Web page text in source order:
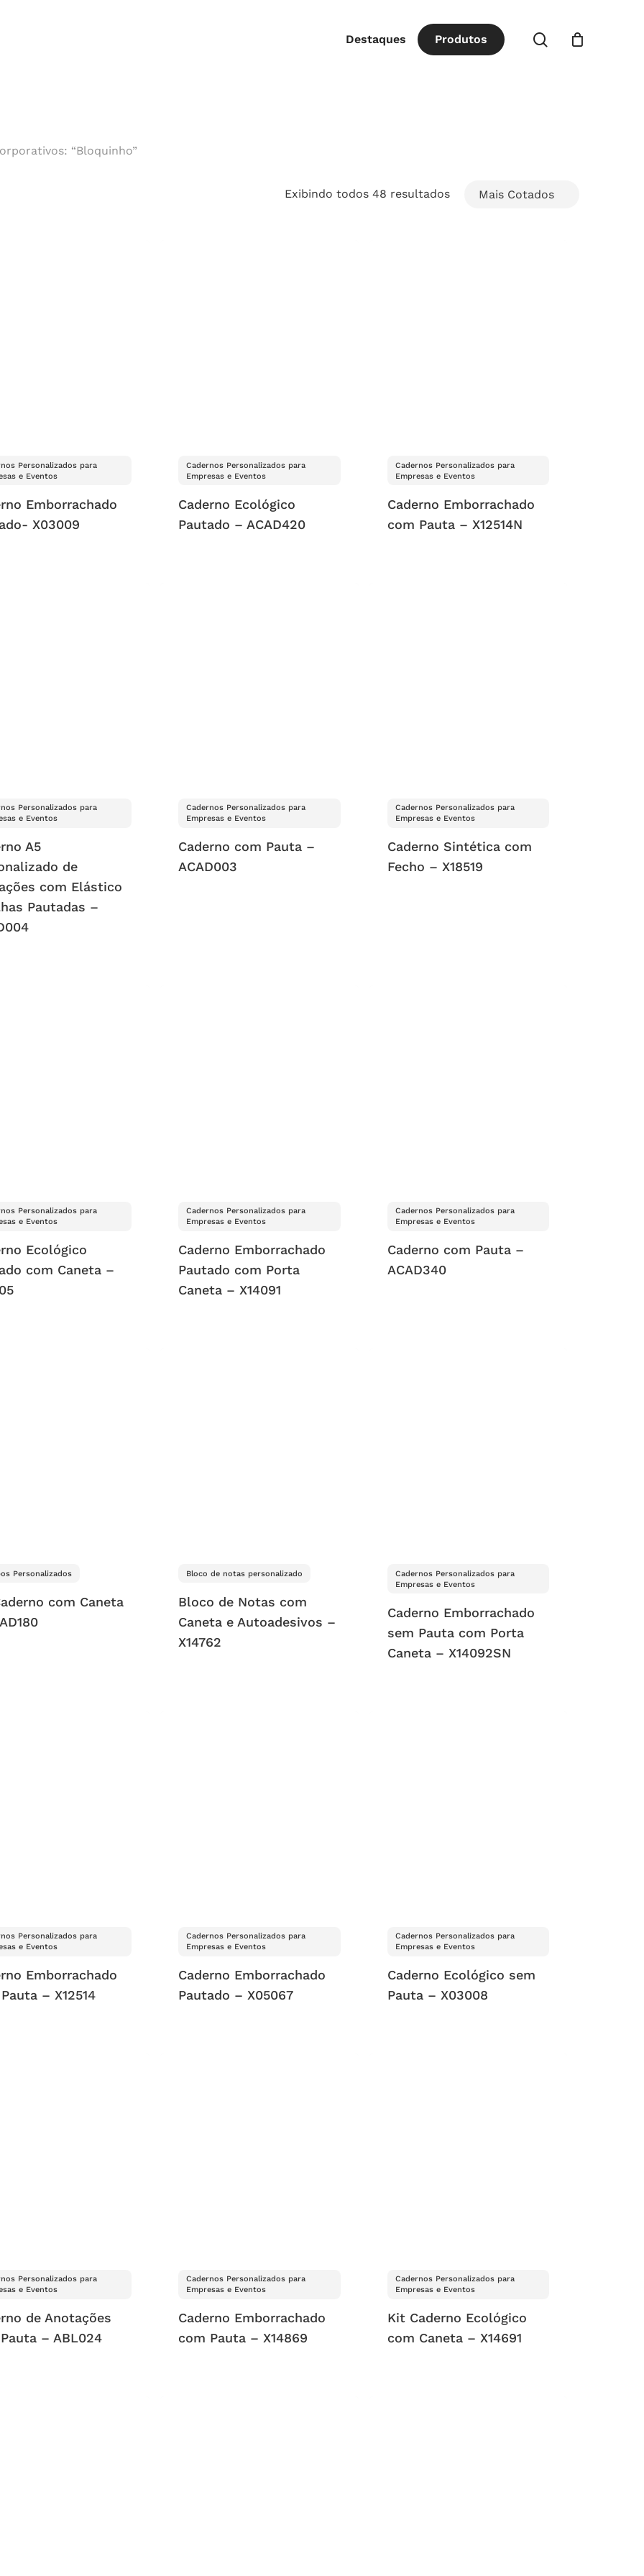
Destaques Produtos procurar
“Bloquinho”
Exibindo todos 48 resultadosClassificado
Personalizados para
e Eventos
Emborrachado
X03009
Cadernos Personalizados para
Empresas e Eventos
Caderno Ecológico
Pautado – ACAD420
Cadernos Personalizados para
Empresas e Eventos
Caderno Emborrachado
com Pauta – X12514N
Personalizados para
e Eventos
A5
de
com Elástico
Pautadas –
Cadernos Personalizados para
Empresas e Eventos
Caderno com Pauta –
ACAD003
Cadernos Personalizados para
Empresas e Eventos
Caderno Sintética com
Fecho – X18519
Personalizados para
e Eventos
Ecológico
com Caneta –
Cadernos Personalizados para
Empresas e Eventos
Caderno Emborrachado
Pautado com Porta
Caneta – X14091
Cadernos Personalizados para
Empresas e Eventos
Caderno com Pauta –
ACAD340
Personalizados
com Caneta
Bloco de notas personalizado
Bloco de Notas com
Caneta e Autoadesivos –
X14762
Cadernos Personalizados para
Empresas e Eventos
Caderno Emborrachado
sem Pauta com Porta
Caneta – X14092SN
Personalizados para
e Eventos
Emborrachado
– X12514
Cadernos Personalizados para
Empresas e Eventos
Caderno Emborrachado
Pautado – X05067
Cadernos Personalizados para
Empresas e Eventos
Caderno Ecológico sem
Pauta – X03008
Personalizados para
e Eventos
de Anotações
– ABL024
Cadernos Personalizados para
Empresas e Eventos
Caderno Emborrachado
com Pauta – X14869
Cadernos Personalizados para
Empresas e Eventos
Kit Caderno Ecológico
com Caneta – X14691